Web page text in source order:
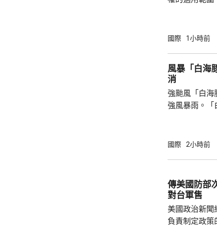
會自動獲得美
用，「生育旅
可能有數十萬
公民身份，
國際 1小時前
風暴「白海
消
強颱風「白海
強風暴雨。「
里，風力足以
地居民提防強風和
沖繩和鹿兒島
亦有300班機
國際 2小時前
傳美國防部
對台軍售
美國政治新聞
負責制定政策